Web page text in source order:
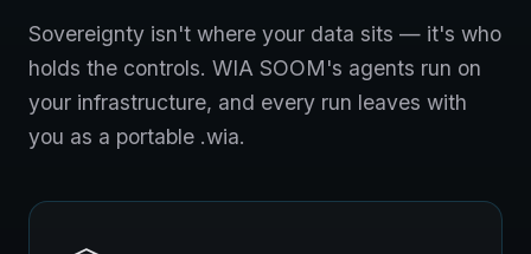
Sovereignty isn't where your data sits — it's who
holds the controls. WIA SOOM's agents run on
your infrastructure, and every run leaves with
you as a portable .wia.